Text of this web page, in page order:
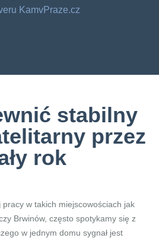
KamvPraze.cz
stabilny
przez
rok
w takich miejscowościach jak
Brwinów, często spotykamy się z
w jednym domu sygnał jest